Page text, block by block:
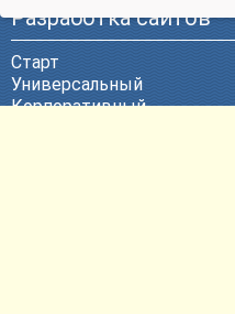
Разработка сайтов
Старт
Универсальный
Корпоративный